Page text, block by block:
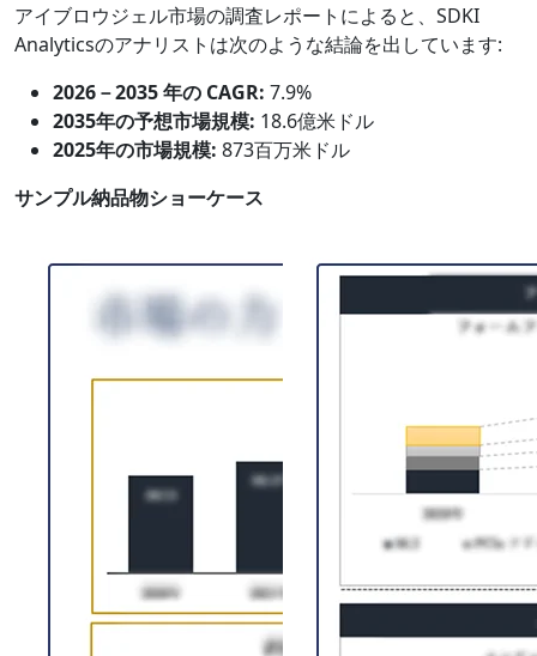
アイブロウジェル市場の調査レポートによると、SDKI
Analyticsのアナリストは次のような結論を出しています:
2026－2035 年の CAGR: 7.9%
2035年の予想市場規模: 18.6億米ドル
2025年の市場規模: 873百万米ドル
サンプル納品物ショーケース